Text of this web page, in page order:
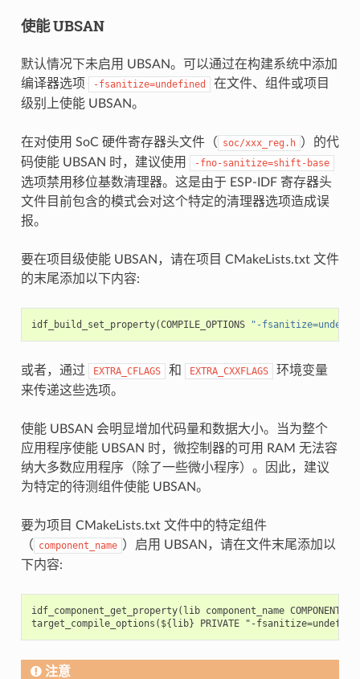
使能 UBSAN
默认情况下未启用 UBSAN。可以通过在构建系统中添加
编译器选项
-fsanitize=undefined
在文件、组件或项目
级别上使能 UBSAN。
在对使用 SoC 硬件寄存器头文件（ soc/xxx_reg.h ）的代
码使能 UBSAN 时，建议使用
-fno-sanitize=shift-base
选项禁用移位基数清理器。这是由于 ESP-IDF 寄存器头
文件目前包含的模式会对这个特定的清理器选项造成误
报。
要在项目级使能 UBSAN，请在项目 CMakeLists.txt 文件
的末尾添加以下内容:
idf_build_set_property(COMPILE_OPTIONS "-
或者，通过 EXTRA_CFLAGS 和 EXTRA_CXXFLAGS
环境变量
来传递这些选项。
使能 UBSAN 会明显增加代码量和数据大小。当为整个
应用程序使能 UBSAN 时，微控制器的可用 RAM 无法容
纳大多数应用程序（除了一些微小程序）。因此，建议
为特定的待测组件使能 UBSAN。
要为项目 CMakeLists.txt 文件中的特定组件
（
component_name ）启用 UBSAN，请在文件末尾添加以
下内容:
idf_component_get_property(lib component_name
注意